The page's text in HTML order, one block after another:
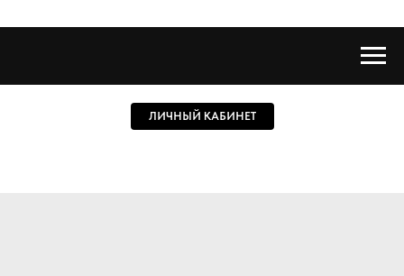
ЛИЧНЫЙ КАБИНЕТ